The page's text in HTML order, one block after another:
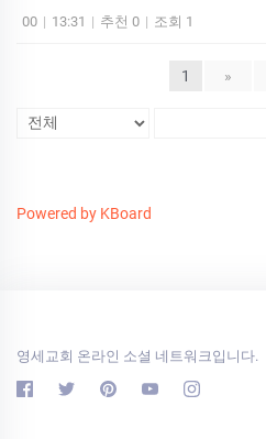
00 | 13:31 | 추천 0 | 조회 1
1 »
Powered by KBoard
영세교회 온라인 소셜 네트워크입니다.